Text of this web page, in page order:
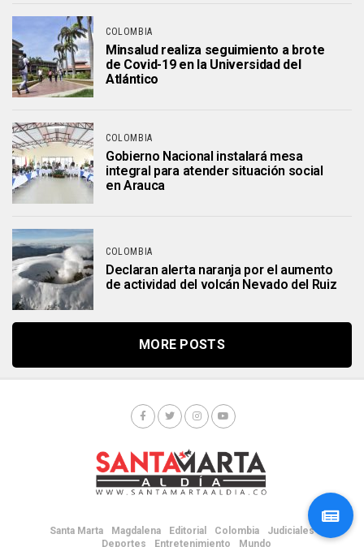
COLOMBIA
Minsalud realiza seguimiento a brote
de Covid-19 en la Universidad del
Atlántico
COLOMBIA
Gobierno Nacional instalará mesa
integral para atender situación social
en Arauca
COLOMBIA
Declaran alerta naranja por el aumento
de actividad del volcán Nevado del Ruiz
MORE POSTS
Santa Marta Magdalena Editorial Colombia
Judiciales
Deportes
Entretenimiento Mundo